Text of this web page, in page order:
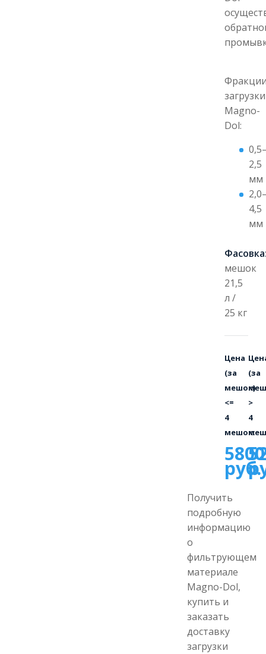
загрузки
Magno-
Dol:
2,5
мм
4,5
мм
мешок
21,5
л /
25 кг
Цена
(за
мешок)
<=
4
мешок:
5800
руб.
(за
>
4
Получить
подробную
информацию
о
фильтрующем
материале
Magno-Dol,
купить и
заказать
доставку
загрузки